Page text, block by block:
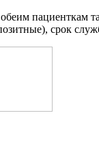
пациенткам
срок